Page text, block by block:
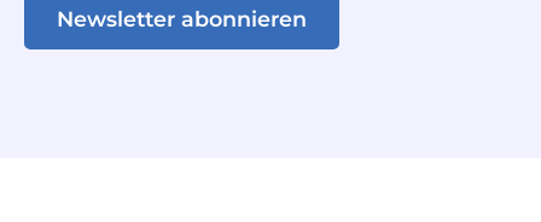
Newsletter abonnieren